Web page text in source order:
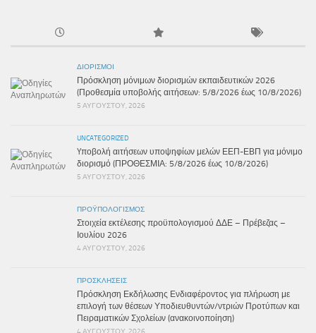
ΔΙΟΡΙΣΜΟΊ
Πρόσκληση μόνιμων διορισμών εκπαιδευτικών 2026
(Προθεσμία υποβολής αιτήσεων: 5/8/2026 έως 10/8/2026)
5 ΑΥΓΟΎΣΤΟΥ, 2026
UNCATEGORIZED
Yποβολή αιτήσεων υποψηφίων μελών ΕΕΠ-ΕΒΠ για μόνιμο
διορισμό (ΠΡΟΘΕΣΜΙΑ: 5/8/2026 έως 10/8/2026)
5 ΑΥΓΟΎΣΤΟΥ, 2026
ΠΡΟΫΠΟΛΟΓΙΣΜΌΣ
Στοιχεία εκτέλεσης προϋπολογισμού ΔΔΕ – Πρέβεζας –
Ιουλίου 2026
4 ΑΥΓΟΎΣΤΟΥ, 2026
ΠΡΟΣΚΛΉΣΕΙΣ
Πρόσκληση Εκδήλωσης Ενδιαφέροντος για πλήρωση με
επιλογή των θέσεων Υποδιευθυντών/ντριών Προτύπων και
Πειραματικών Σχολείων (ανακοινοποίηση)